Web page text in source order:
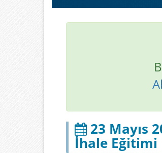
23 Mayıs
İhale Eğitimi